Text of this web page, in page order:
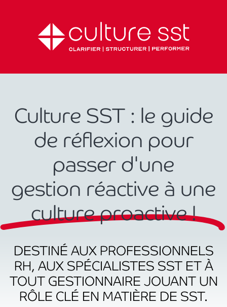
Culture SST : le guide
de réflexion pour
passer d'une
gestion réactive à une
culture proactive !
DESTINÉ AUX PROFESSIONNELS
RH, AUX SPÉCIALISTES SST ET À
TOUT GESTIONNAIRE JOUANT UN
RÔLE CLÉ EN MATIÈRE DE SST.